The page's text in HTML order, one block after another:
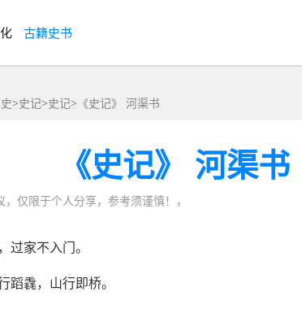
古籍史书
>史记>史记> 《史记》 河渠书
《史记》 河渠书
仅限于个人分享，参考须谨慎！，
过家不入门。
蹈毳，山行即桥。